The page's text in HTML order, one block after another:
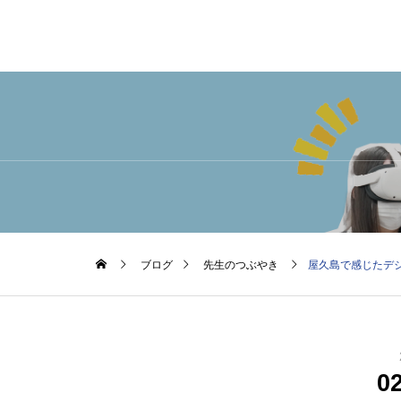
ブログ 先生のつぶやき 屋久島で感じたデ